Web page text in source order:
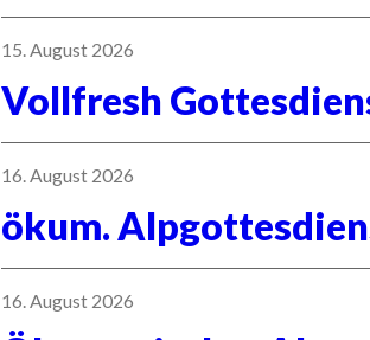
Vollfresh
15. August 2026
ökum.
16. August 2026
16. August 2026